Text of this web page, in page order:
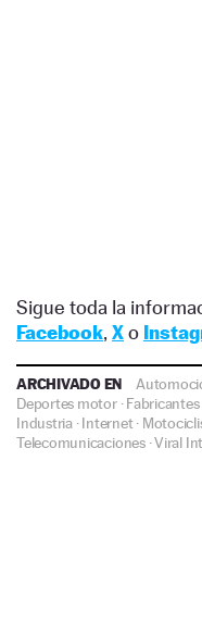
Sigue toda la
Facebook, Xo
ARCHIVADO EN
Deportes motor·
Industria·Internet·
Telecomunicaciones·Viral